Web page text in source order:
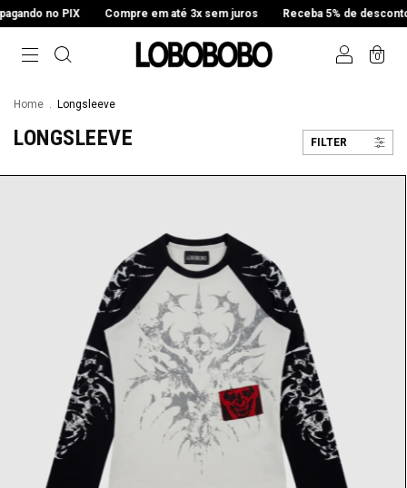
no PIX Compre em até 3x sem juros Receba 5% de desconto
0
Home . Longsleeve
LONGSLEEVE FILTER